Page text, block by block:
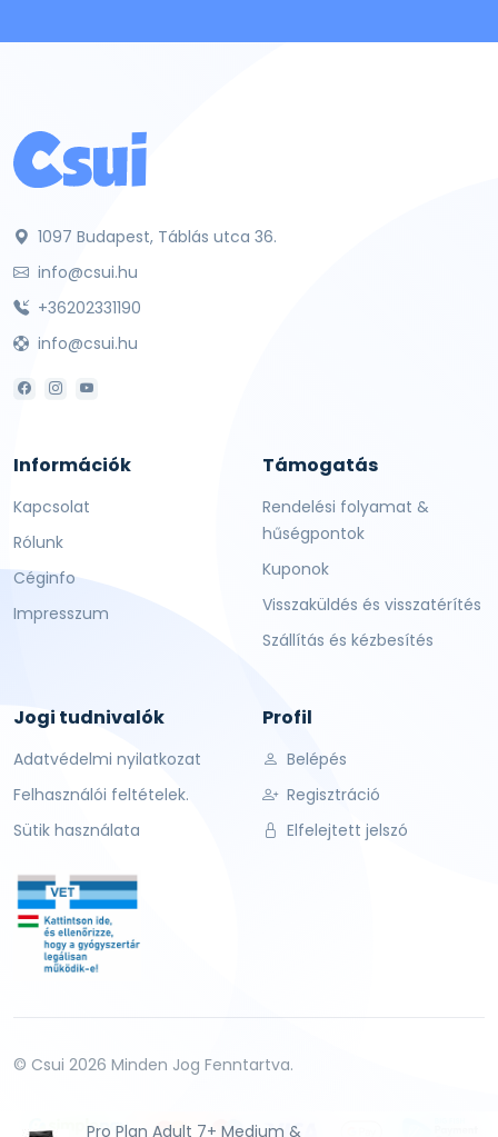
Pro Plan Adult 7+ Medium &
1097 Budapest, Táblás utca 36.
info@csui.hu
+36202331190
info@csui.hu
Információk
Kapcsolat
Rólunk
Céginfo
Impresszum
Támogatás
Rendelési folyamat &
hűségpontok
Kuponok
Visszaküldés és visszatérítés
Szállítás és kézbesítés
Jogi tudnivalók
Adatvédelmi nyilatkozat
Felhasználói feltételek.
Sütik használata
Profil
Belépés
Regisztráció
Elfelejtett jelszó
© Csui 2026 Minden Jog Fenntartva.